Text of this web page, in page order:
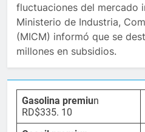
fluctuaciones del mercado
Ministerio de Industria,
(MICM) informó que se
millones en subsidios.
Gasolina premiun
RD$335. 10